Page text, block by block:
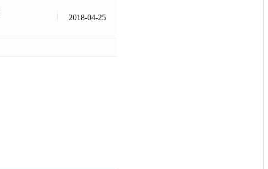
2018-04-25